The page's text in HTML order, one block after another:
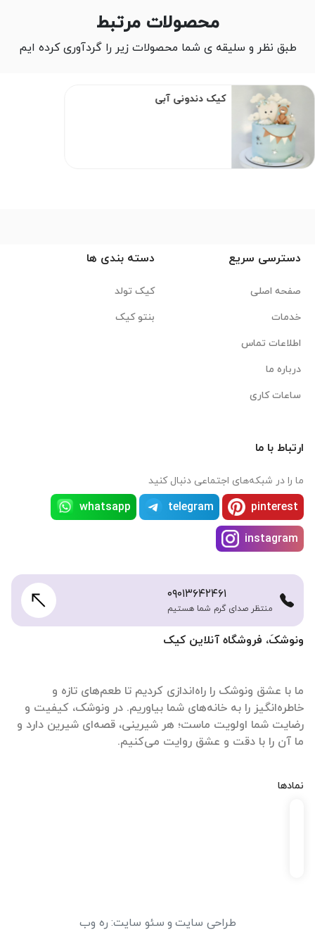
محصولات مرتبط
طبق نظر و سلیقه ی شما محصولات زیر را گردآوری کرده ایم
آبی
ونوشکَ، فروشگاه آنلاین کیک
ما با عشق ونوشک را راه‌اندازی کردیم تا طعم‌های تازه و
خاطره‌انگیز را به خانه‌های شما بیاوریم. در ونوشک، کیفیت و
رضایت شما اولویت ماست؛ هر شیرینی، قصه‌ای شیرین دارد و
ما آن را با دقت و عشق روایت می‌کنیم.
نمادها
دسترسی سریع
صفحه اصلی
خدمات
اطلاعات تماس
درباره ما
ساعات کاری
دسته بندی ها
کیک تولد
بنتو کیک
ارتباط با ما
ما را در شبکه‌های اجتماعی دنبال کنید
pinterest
telegram
whatsapp
instagram
۰۹۰۱۳۶۴۲۴۶۱
منتظر صدای گرم شما هستیم
طراحی سایت و سئو سایت: ره وب